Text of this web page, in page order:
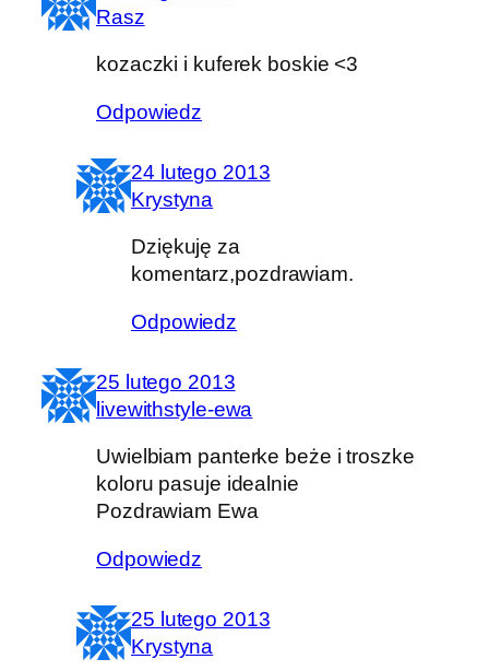
Rasz
kozaczki i kuferek boskie <3
Odpowiedz
24 lutego 2013
Krystyna
Dziękuję za
komentarz,pozdrawiam.
Odpowiedz
25 lutego 2013
livewithstyle-ewa
Uwielbiam panterke beże i troszke
koloru pasuje idealnie
Pozdrawiam Ewa
Odpowiedz
25 lutego 2013
Krystyna